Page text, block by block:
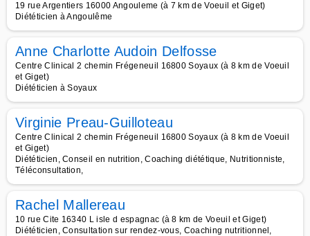
19 rue Argentiers 16000 Angouleme (à 7 km de Voeuil et Giget)
Diététicien à Angoulême
Anne Charlotte Audoin Delfosse
Centre Clinical 2 chemin Frégeneuil 16800 Soyaux (à 8 km de Voeuil
et Giget)
Diététicien à Soyaux
Virginie Preau-Guilloteau
Centre Clinical 2 chemin Frégeneuil 16800 Soyaux (à 8 km de Voeuil
et Giget)
Diététicien, Conseil en nutrition, Coaching diététique, Nutritionniste,
Téléconsultation,
Rachel Mallereau
10 rue Cite 16340 L isle d espagnac (à 8 km de Voeuil et Giget)
Diététicien, Consultation sur rendez-vous, Coaching nutritionnel,